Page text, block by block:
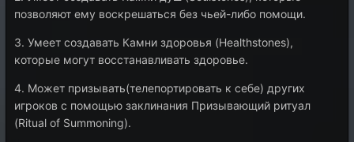
позволяют ему воскрешаться без чьей-либо помощи.
3. Умеет создавать Камни здоровья (Healthstones),
которые могут восстанавливать здоровье.
4. Может призывать(телепортировать к себе) других
игроков с помощью заклинания Призывающий ритуал
(Ritual of Summoning).